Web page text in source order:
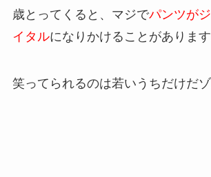
歳とってくると、マジでパンツが
イタルになりかけることがあります
笑ってられるのは若いうちだけだゾ